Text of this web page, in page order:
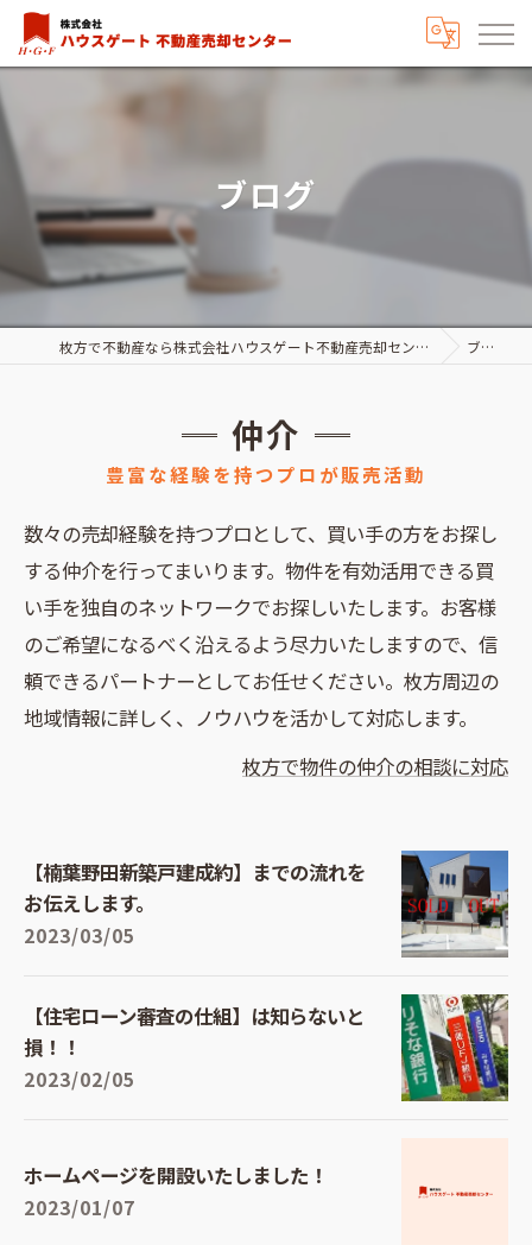
ブログ
枚方で不動産なら株式会社ハウスゲート不動産売却センター ブログ
仲介
豊富な経験を持つプロが販売活動
数々の売却経験を持つプロとして、買い手の方をお探し
する仲介を行ってまいります。物件を有効活用できる買
い手を独自のネットワークでお探しいたします。お客様
のご希望になるべく沿えるよう尽力いたしますので、信
頼できるパートナーとしてお任せください。枚方周辺の
地域情報に詳しく、ノウハウを活かして対応します。
枚方で物件の仲介の相談に対応
【楠葉野田新築戸建成約】までの流れを
お伝えします。
2023/03/05
【住宅ローン審査の仕組】は知らないと
損！！
2023/02/05
ホームページを開設いたしました！
2023/01/07